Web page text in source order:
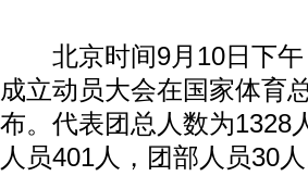
北京时间9月10日下午
成立动员大会在国家体育
布。代表团总人数为1328
人员401人，团部人员30